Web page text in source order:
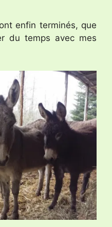
enfin terminés, que
du temps avec mes